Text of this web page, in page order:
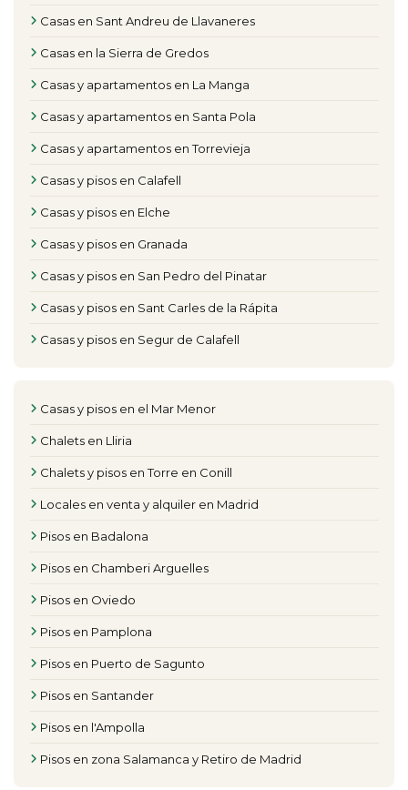
Casas en Sant Andreu de Llavaneres
Casas en la Sierra de Gredos
Casas y apartamentos en La Manga
Casas y apartamentos en Santa Pola
Casas y apartamentos en Torrevieja
Casas y pisos en Calafell
Casas y pisos en Elche
Casas y pisos en Granada
Casas y pisos en San Pedro del Pinatar
Casas y pisos en Sant Carles de la Rápita
Casas y pisos en Segur de Calafell
Casas y pisos en el Mar Menor
Chalets en Lliria
Chalets y pisos en Torre en Conill
Locales en venta y alquiler en Madrid
Pisos en Badalona
Pisos en Chamberi Arguelles
Pisos en Oviedo
Pisos en Pamplona
Pisos en Puerto de Sagunto
Pisos en Santander
Pisos en l'Ampolla
Pisos en zona Salamanca y Retiro de Madrid